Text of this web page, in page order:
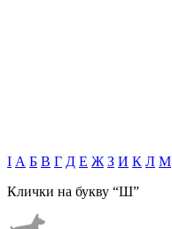
І А Б В Г Д Е Ж З И К Л М
Клички на букву “Ш”